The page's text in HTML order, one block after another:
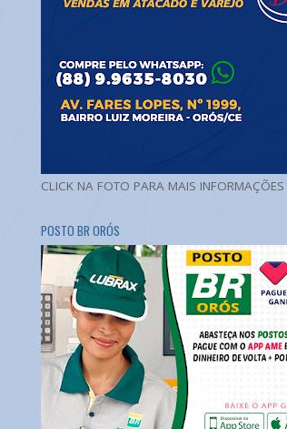
CLICK NA FOTO PARA MAIS INFORMAÇÕES
POSTO BR ORÓS